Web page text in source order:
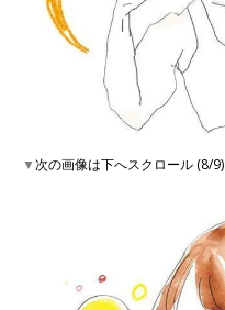
▼次の画像は下へスクロール (8/9)